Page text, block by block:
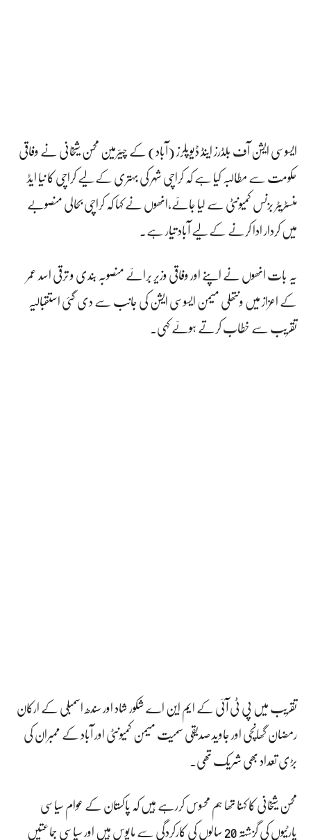
ایسوسی ایشن آف بلڈرز اینڈ ڈیوپلرز (آباد) کے چیئرمین محسن شیخانی نے وفاقی
حکومت سے مطالبہ کیا ہے کہ کراچی شہر کی بہتری کے لیے کراچی کا نیا ایڈ
منسٹریٹر بزنس کمیونٹی سے لیا جائے،انھوں نے کہا کہ کراچی بحالی منصوبے
میں کردار ادا کرنے کے لیے آباد تیار ہے۔
یہ بات انھوں نے اپنے اور وفاقی وزیر برائے منصوبہ بندی و ترقی اسد عمر
کے اعزاز میں ونتھلی میمن ایسوسی ایشن کی جانب سے دی گئی استقبالیہ
تقریب سے خطاب کرتے ہوئے کہی۔
تقریب میں پی ٹی آئی کے ایم این اے شکور شاد اور سندھ اسمبلی کے ارکان
رمضان گھانچی اور جاوید صدیقی سمیت میمن کمیونٹی اور آباد کے ممبران کی
بڑی تعداد بھی شریک تھی۔
محسن شیخانی کا کہنا تھا ہم محسوس کررہے ہیں کہ پاکستان کے عوام سیاسی
پارٹیوں کی گزشتہ 20 سالوں کی کارکردگی سے مایوس ہیں اور سیاسی جماعتیں